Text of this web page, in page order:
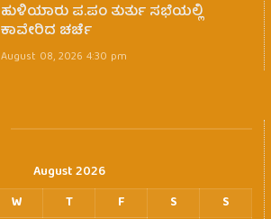
ಹುಳಿಯಾರು ಪ.ಪಂ ತುರ್ತು ಸಭೆಯಲ್ಲಿ
ಕಾವೇರಿದ ಚರ್ಚೆ
August 08, 2026 4:30 pm
August 2026
W T F S
S